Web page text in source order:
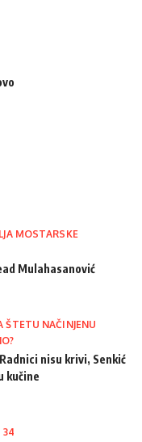
MOSTARSKE
Mulahasanović
ŠTETU NAČINJENU
nisu krivi, Senkić
kučine
34